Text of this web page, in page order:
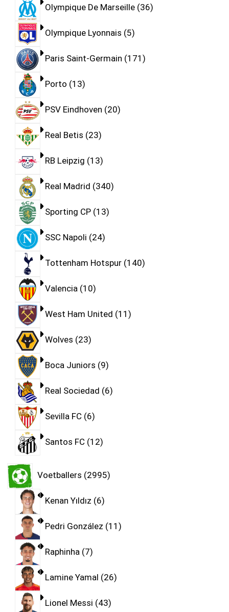
Olympique De Marseille 36
Olympique Lyonnais 5
Paris Saint-Germain 171
Porto 13
PSV Eindhoven 20
Real Betis 23
RB Leipzig 13
Real Madrid 340
Sporting CP 13
SSC Napoli 24
Tottenham Hotspur 140
Valencia 10
West Ham United 11
Wolves 23
Boca Juniors 9
Real Sociedad 6
Sevilla FC 6
Santos FC 12
Voetballers 2995
Kenan Yıldız 6
Pedri González 11
Raphinha 7
Lamine Yamal 26
Lionel Messi 43